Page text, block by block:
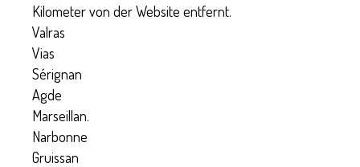
Kilometer von der Website entfernt.
Valras
Vias
Sérignan
Agde
Marseillan.
Narbonne
Gruissan